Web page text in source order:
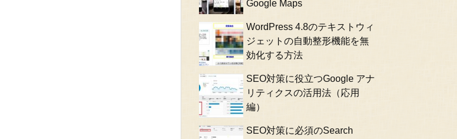
Google Maps
WordPress 4.8のテキストウィ
ジェットの自動整形機能を無
効化する方法
SEO対策に役立つGoogle アナ
リティクスの活用法（応用
編）
SEO対策に必須のSearch